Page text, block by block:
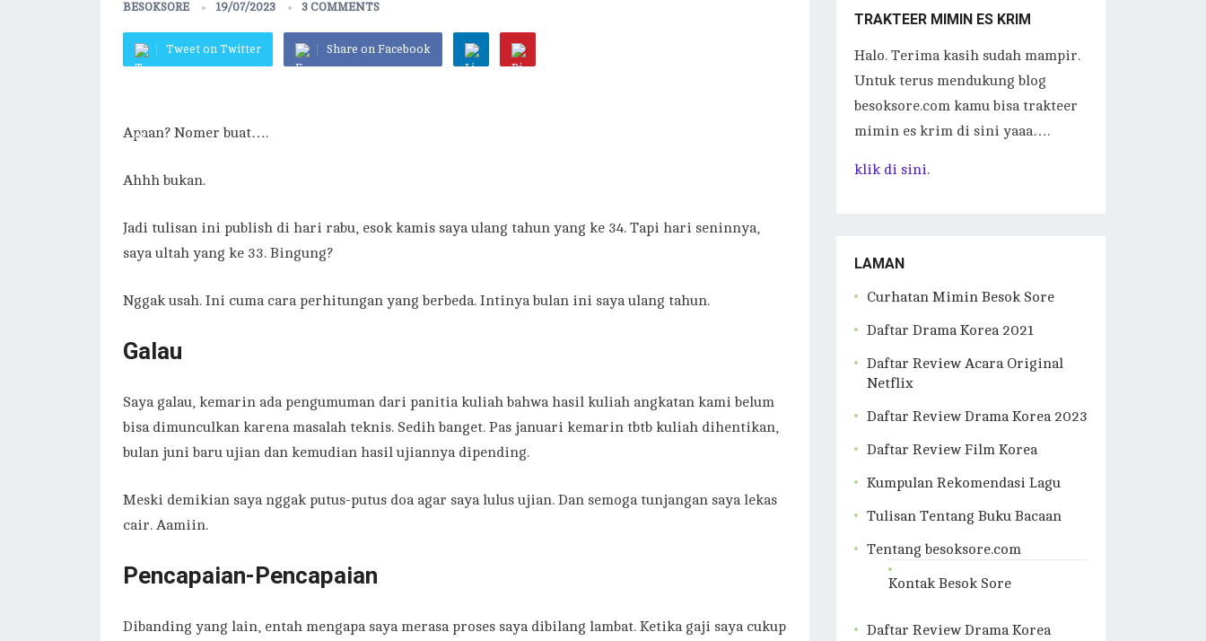
BESOKSORE 19/07/2023 3 COMMENTS
Tweet on Twitter Share on Facebook
Apaan? Nomer buat….
Ahhh bukan.
Jadi tulisan ini publish di hari rabu, esok kamis saya ulang tahun yang ke 34. Tapi hari seninnya,
saya ultah yang ke 33. Bingung?
Nggak usah. Ini cuma cara perhitungan yang berbeda. Intinya bulan ini saya ulang tahun.
Galau
Saya galau, kemarin ada pengumuman dari panitia kuliah bahwa hasil kuliah angkatan kami belum
bisa dimunculkan karena masalah teknis. Sedih banget. Pas januari kemarin tbtb kuliah dihentikan,
bulan juni baru ujian dan kemudian hasil ujiannya dipending.
Meski demikian saya nggak putus-putus doa agar saya lulus ujian. Dan semoga tunjangan saya lekas
cair. Aamiin.
Pencapaian-Pencapaian
Dibanding yang lain, entah mengapa saya merasa proses saya dibilang lambat. Ketika gaji saya cukup
TRAKTEER MIMIN ES KRIM
Halo. Terima kasih sudah mampir.
Untuk terus mendukung blog
besoksore.com kamu bisa trakteer
mimin es krim di sini yaaa….
klik di sini.
LAMAN
Curhatan Mimin Besok Sore
Daftar Drama Korea 2021
Daftar Review Acara Original
Netflix
Daftar Review Drama Korea 2023
Daftar Review Film Korea
Kumpulan Rekomendasi Lagu
Tulisan Tentang Buku Bacaan
Tentang besoksore.com
Kontak Besok Sore
Daftar Review Drama Korea